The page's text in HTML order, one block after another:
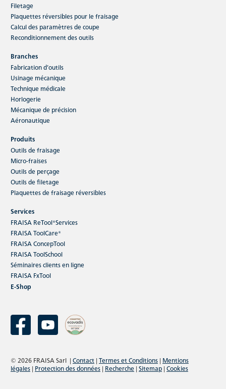
Filetage
Plaquettes réversibles pour le fraisage
Calcul des paramètres de coupe
Reconditionnement des outils
Branches
Fabrication d’outils
Usinage mécanique
Technique médicale
Horlogerie
Mécanique de précision
Aéronautique
Produits
Outils de fraisage
Micro-fraises
Outils de perçage
Outils de filetage
Plaquettes de fraisage réversibles
Services
FRAISA ReTool®Services
FRAISA ToolCare®
FRAISA ConcepTool
FRAISA ToolSchool
Séminaires clients en ligne
FRAISA FxTool
E-Shop
© 2026 FRAISA Sarl | Contact | Termes et Conditions | Mentions
légales | Protection des données | Recherche | Sitemap | Cookies